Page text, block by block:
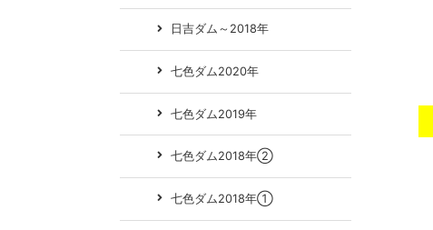
日吉ダム～2018年
七色ダム2020年
七色ダム2019年
七色ダム2018年②
七色ダム2018年①